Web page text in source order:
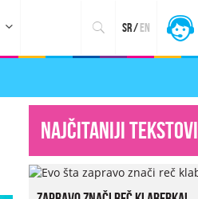
sr/en
Najčitaniji tekstovi